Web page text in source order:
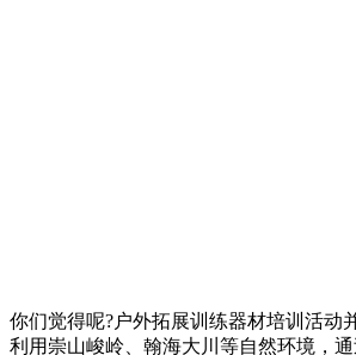
你们觉得呢?户外拓展训练器材培训活动
利用崇山峻岭、翰海大川等自然环境，